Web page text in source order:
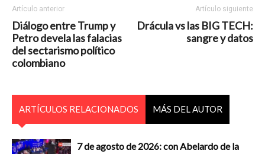
Artículo anterior
Diálogo entre Trump y
Petro devela las falacias
del sectarismo político
colombiano
Artículo siguiente
Drácula vs las BIG TECH:
sangre y datos
ARTÍCULOS RELACIONADOS MÁS DEL AUTOR
7 de agosto de 2026: con Abelardo de la